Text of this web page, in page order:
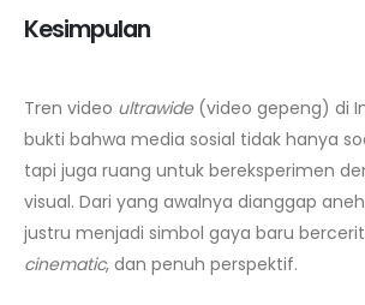
Kesimpulan
Tren video ultrawide(video gepeng) di
bukti bahwa media sosial tidak hanya
tapi juga ruang untuk bereksperimen
visual. Dari yang awalnya dianggap
justru menjadi simbol gaya baru
cinematic, dan penuh perspektif.